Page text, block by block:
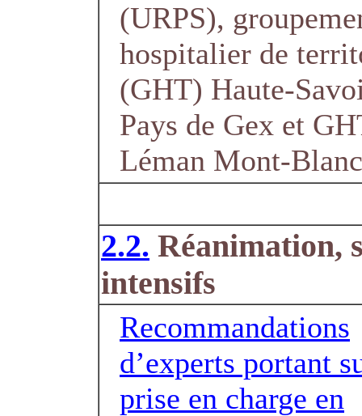
(URPS),
hospitalier de
(GHT) Haute-
Pays de Gex et
Léman Mont-Blanc
2.2. Réanimation,
intensifs
Recommandations
d’experts portant
prise en charge en